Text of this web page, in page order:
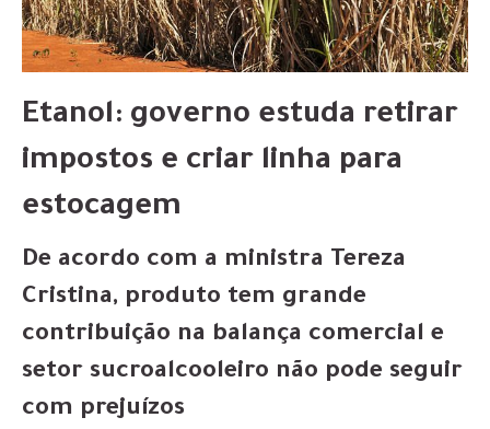
Etanol: governo estuda retirar
impostos e criar linha para
estocagem
De acordo com a ministra Tereza
Cristina, produto tem grande
contribuição na balança comercial e
setor sucroalcooleiro não pode seguir
com prejuízos